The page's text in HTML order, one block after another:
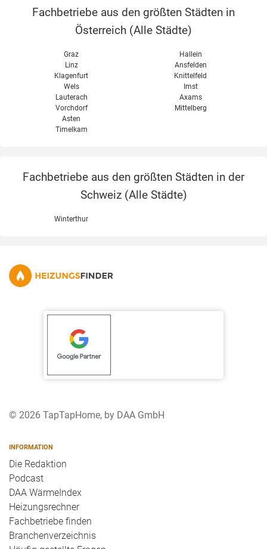
Fachbetriebe aus den größten Städten in
Österreich (Alle Städte)
Graz
Linz
Klagenfurt
Wels
Hallein
Ansfelden
Knittelfeld
Imst
Lauterach
Vorchdorf
Asten
Timelkam
Axams
Mittelberg
Fachbetriebe aus den größten Städten in der
Schweiz (Alle Städte)
Winterthur
© 2026 TapTapHome, by DAA GmbH
INFORMATION
Die Redaktion
Podcast
DAA WärmeIndex
Heizungsrechner
Fachbetriebe finden
Branchenverzeichnis